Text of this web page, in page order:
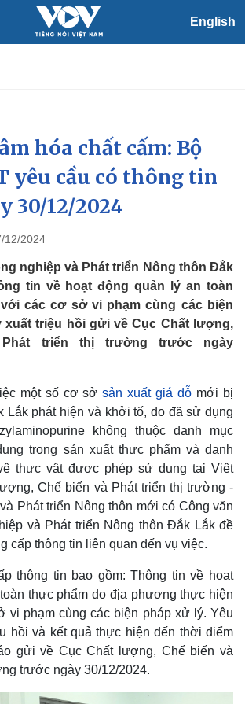
English
Xã hội
Tin 24h
Dự báo thời tiết
Giáo dục
hóa chất cấm: Bộ
yêu cầu có thông tin
30/12/2024
12/2024
nghiệp và Phát triển Nông thôn Đắk
tin về hoạt động quản lý an toàn
các cơ sở vi phạm cùng các biện
xuất triệu hồi gửi về Cục Chất lượng,
triển thị trường trước ngày
một số cơ sởsản xuất giá đỗ mới bị
Lắk phát hiện và khởi tố, do đã sử dụng
không thuộc danh mục
trong sản xuất thực phẩm và danh
thực vật được phép sử dụng tại Việt
Chế biến và Phát triển thị trường -
Phát triển Nông thôn mới có Công văn
và Phát triển Nông thôn Đắk Lắk đề
cấp thông tin liên quan đến vụ việc.
thông tin bao gồm: Thông tin về hoạt
thực phẩm do địa phương thực hiện
vi phạm cùng các biện pháp xử lý. Yêu
hồi và kết quả thực hiện đến thời điểm
gửi về Cục Chất lượng, Chế biến và
trước ngày 30/12/2024.